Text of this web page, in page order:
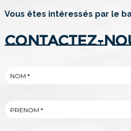
Vous êtes intéressés par le
Contactez-